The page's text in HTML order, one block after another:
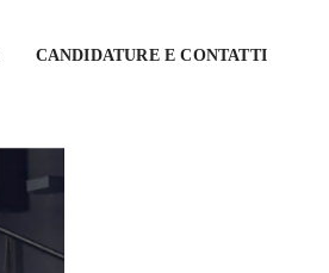
CANDIDATURE E CONTATTI